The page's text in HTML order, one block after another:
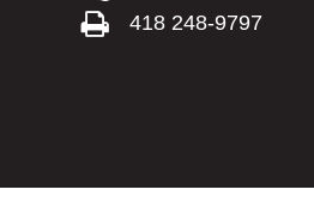
418 248-9797